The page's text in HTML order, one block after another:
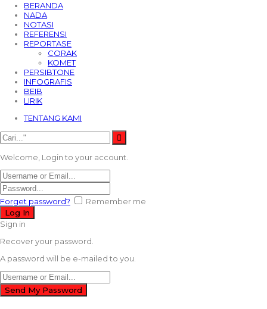
BERANDA
NADA
NOTASI
REFERENSI
REPORTASE
CORAK
KOMET
PERSIBTONE
INFOGRAFIS
BEIB
LIRIK
TENTANG KAMI
Welcome, Login to your account.
Forget password? Remember me
Sign in
Recover your password.
A password will be e-mailed to you.